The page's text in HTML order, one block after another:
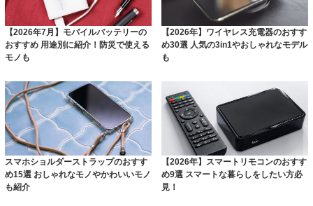
【2026年7月】モバイルバッテリーの
おすすめ 用途別に紹介！防災で使える
モノも
【2026年】ワイヤレス充電器のおすす
め30選 人気の3in1やおしゃれなモデル
も
スマホショルダーストラップのおすす
め15選 おしゃれなモノやかわいいモノ
も紹介
【2026年】スマートリモコンのおすす
め9選 スマートな暮らしをしたい方必
見！